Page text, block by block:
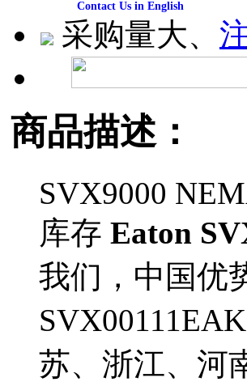
Contact Us in English
采购量大、
商品描述：
SVX9000
库存 Eaton
我们，中国优
苏、浙江、河